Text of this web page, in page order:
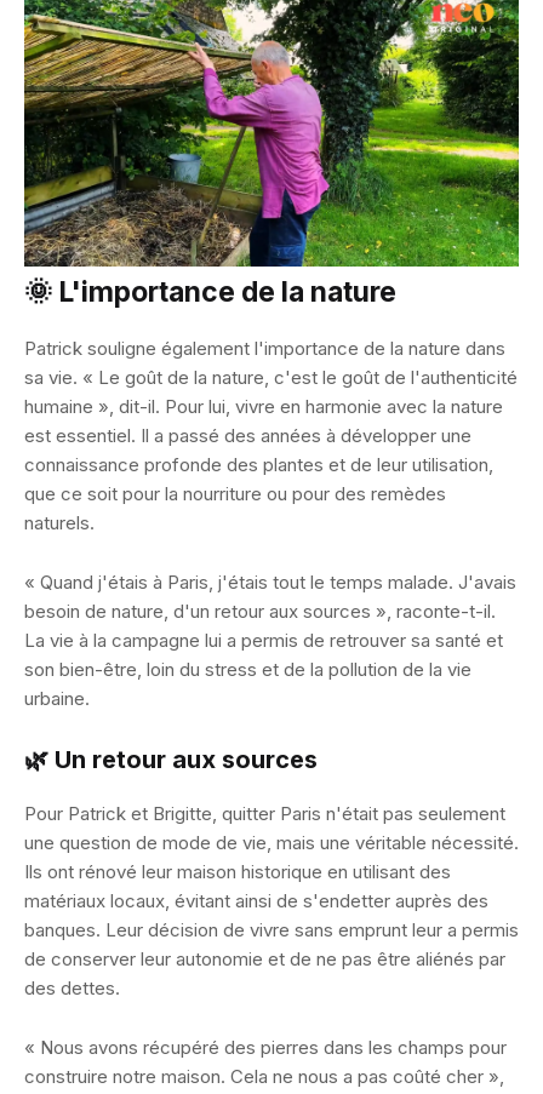
🌞 L'importance de la nature
Patrick souligne également l'importance de la nature dans
sa vie. « Le goût de la nature, c'est le goût de l'authenticité
humaine », dit-il. Pour lui, vivre en harmonie avec la nature
est essentiel. Il a passé des années à développer une
connaissance profonde des plantes et de leur utilisation,
que ce soit pour la nourriture ou pour des remèdes
naturels.
« Quand j'étais à Paris, j'étais tout le temps malade. J'avais
besoin de nature, d'un retour aux sources », raconte-t-il.
La vie à la campagne lui a permis de retrouver sa santé et
son bien-être, loin du stress et de la pollution de la vie
urbaine.
🌿 Un retour aux sources
Pour Patrick et Brigitte, quitter Paris n'était pas seulement
une question de mode de vie, mais une véritable nécessité.
Ils ont rénové leur maison historique en utilisant des
matériaux locaux, évitant ainsi de s'endetter auprès des
banques. Leur décision de vivre sans emprunt leur a permis
de conserver leur autonomie et de ne pas être aliénés par
des dettes.
« Nous avons récupéré des pierres dans les champs pour
construire notre maison. Cela ne nous a pas coûté cher »,